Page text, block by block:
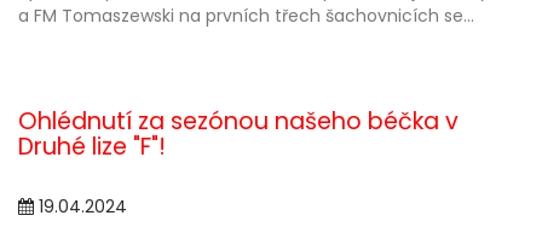
a FM Tomaszewski na prvních třech šachovnicích se...
Ohlédnutí za sezónou našeho béčka v
Druhé lize "F"!
19.04.2024